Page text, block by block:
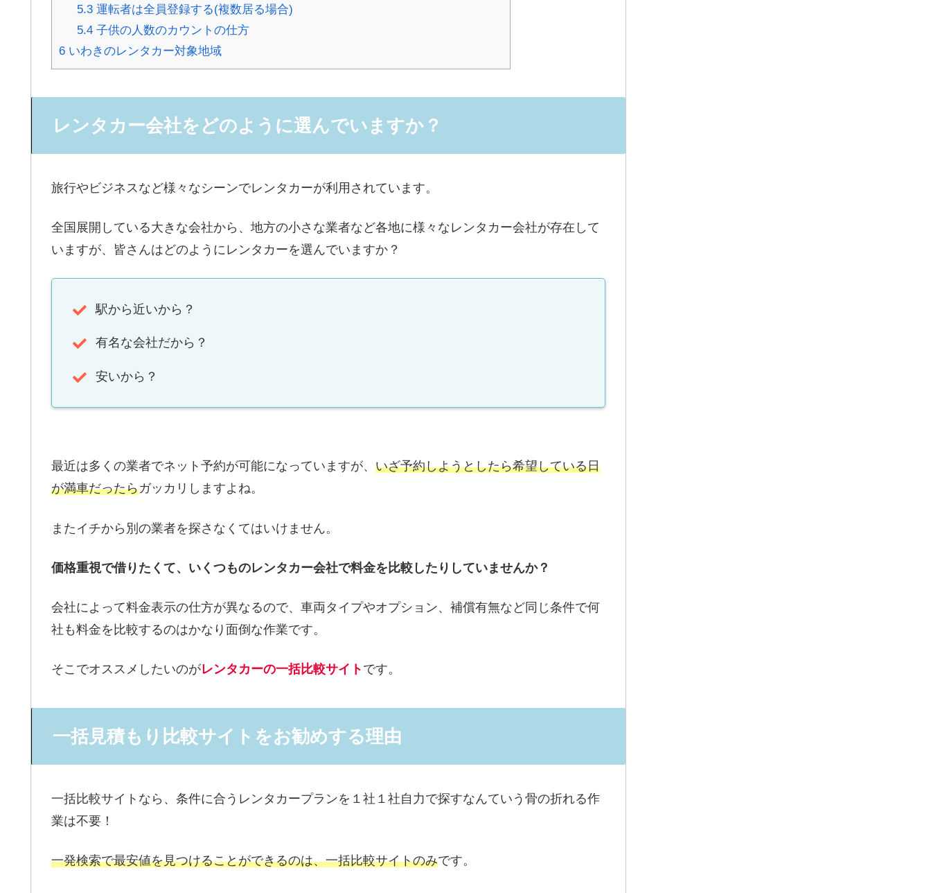
5.3運転者は全員登録する(複数居る場合)
5.4子供の人数のカウントの仕方
6 いわきのレンタカー対象地域
レンタカー会社をどのように選んでいますか？
旅行やビジネスなど様々なシーンでレンタカーが利用されています。
全国展開している大きな会社から、地方の小さな業者など各地に様々なレンタカー会社が存在して
いますが、皆さんはどのようにレンタカーを選んでいますか？
駅から近いから？
有名な会社だから？
安いから？
最近は多くの業者でネット予約が可能になっていますが、 いざ予約しようとしたら希望している日
が満車だったらガッカリしますよね。
またイチから別の業者を探さなくてはいけません。
価格重視で借りたくて、いくつものレンタカー会社で料金を比較したりしていませんか？
会社によって料金表示の仕方が異なるので、車両タイプやオプション、補償有無など同じ条件で何
社も料金を比較するのはかなり面倒な作業です。
そこでオススメしたいのがレンタカーの一括比較サイト です。
一括見積もり比較サイトをお勧めする理由
一括比較サイトなら、条件に合うレンタカープランを１社１社自力で探すなんていう骨の折れる作
業は不要！
一発検索で最安値を見つけることができるのは、一括比較サイトのみです。